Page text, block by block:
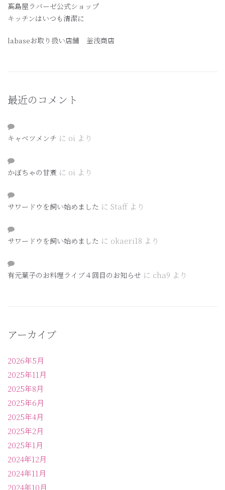
髙島屋ラバーゼ公式ショップ
キッチンはいつも清潔に
labaseお取り扱い店舗 釡浅商店
最近のコメント
キャベツメンチ に oi より
かぼちゃの甘煮 に oi より
サワードウを飼い始めました に Staffより
サワードウを飼い始めました に okaeri18 より
有元葉子のお料理ライブ４回目のお知らせ に cha9 より
アーカイブ
2026年5月
2025年11月
2025年8月
2025年6月
2025年4月
2025年2月
2025年1月
2024年12月
2024年11月
2024年10月